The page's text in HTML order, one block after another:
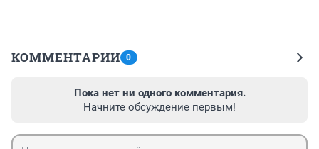
КОММЕНТАРИИ 0
Пока нет ни одного комментария.
Начните обсуждение первым!